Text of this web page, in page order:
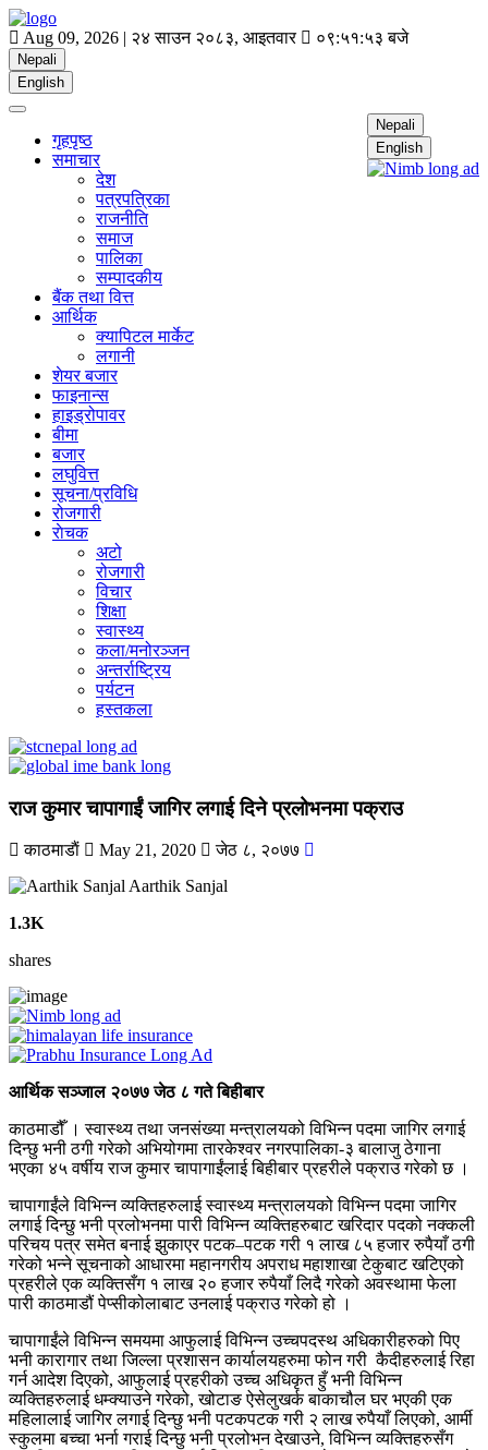
Aug 09, 2026 | २४ साउन २०८३, आइतवार ०९:५१:५४ बजे
Nepali
English
Nepali
English
गृहपृष्ठ
समाचार
देश
पत्रपत्रिका
राजनीति
समाज
पालिका
सम्पादकीय
बैंक तथा वित्त
आर्थिक
क्यापिटल मार्केट
लगानी
शेयर बजार
फाइनान्स
हाइड्रोपावर
बीमा
बजार
लघुवित्त
सूचना/प्रविधि
रोजगारी
राेचक
अटो
रोजगारी
विचार
शिक्षा
स्वास्थ्य
कला/मनोरञ्जन
अन्तर्राष्ट्रिय
पर्यटन
हस्तकला
राज कुमार चापागाईं जागिर लगाई दिने प्रलोभनमा पक्राउ
काठमाडाैं May 21, 2020
जेठ ८, २०७७
Aarthik Sanjal
1.3K
shares
आर्थिक सञ्जाल २०७७ जेठ ८ गते बिहीबार
काठमाडौँ । स्वास्थ्य तथा जनसंख्या मन्त्रालयको विभिन्न पदमा जागिर लगाई
दिन्छु भनी ठगी गरेको अभियोगमा तारकेश्वर नगरपालिका-३ बालाजु ठेगाना
भएका ४५ वर्षीय राज कुमार चापागाईंलाई बिहीबार प्रहरीले पक्राउ गरेको छ ।
चापागाईंले विभिन्न व्यक्तिहरुलाई स्वास्थ्य मन्त्रालयको विभिन्न पदमा जागिर
लगाई दिन्छु भनी प्रलोभनमा पारी विभिन्न व्यक्तिहरुबाट खरिदार पदको नक्कली
परिचय पत्र समेत बनाई झुकाएर पटक–पटक गरी १ लाख ८५ हजार रुपैयाँ ठगी
गरेको भन्ने सूचनाको आधारमा महानगरीय अपराध महाशाखा टेकुबाट खटिएको
प्रहरीले एक व्यक्तिसँग १ लाख २० हजार रुपैयाँ लिदै गरेको अवस्थामा फेला
पारी काठमाडौं पेप्सीकोलाबाट उनलाई पक्राउ गरेको हो ।
चापागाईंले विभिन्न समयमा आफुलाई विभिन्न उच्चपदस्थ अधिकारीहरुको पिए
भनी कारागार तथा जिल्ला प्रशासन कार्यालयहरुमा फोन गरी कैदीहरुलाई रिहा
गर्न आदेश दिएको, आफुलाई प्रहरीको उच्च अधिकृत हुँ भनी विभिन्न
व्यक्तिहरुलाई धम्क्याउने गरेको, खोटाङ ऐसेलुखर्क बाकाचौल घर भएकी एक
महिलालाई जागिर लगाई दिन्छु भनी पटकपटक गरी २ लाख रुपैयाँ लिएको, आर्मी
स्कुलमा बच्चा भर्ना गराई दिन्छु भनी प्रलोभन देखाउने, विभिन्न व्यक्तिहरुसँग